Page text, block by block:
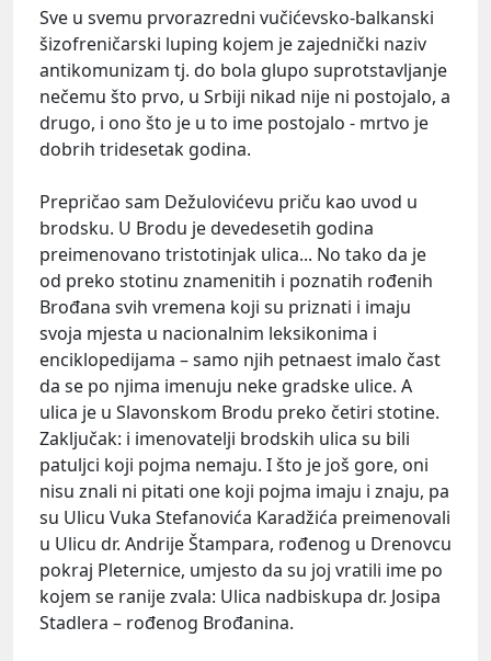
Sve u svemu prvorazredni vučićevsko-balkanski
šizofreničarski luping kojem je zajednički naziv
antikomunizam tj. do bola glupo suprotstavljanje
nečemu što prvo, u Srbiji nikad nije ni postojalo, a
drugo, i ono što je u to ime postojalo - mrtvo je
dobrih tridesetak godina.
Prepričao sam Dežulovićevu priču kao uvod u
brodsku. U Brodu je devedesetih godina
preimenovano tristotinjak ulica... No tako da je
od preko stotinu znamenitih i poznatih rođenih
Brođana svih vremena koji su priznati i imaju
svoja mjesta u nacionalnim leksikonima i
enciklopedijama – samo njih petnaest imalo čast
da se po njima imenuju neke gradske ulice. A
ulica je u Slavonskom Brodu preko četiri stotine.
Zaključak: i imenovatelji brodskih ulica su bili
patuljci koji pojma nemaju. I što je još gore, oni
nisu znali ni pitati one koji pojma imaju i znaju, pa
su Ulicu Vuka Stefanovića Karadžića preimenovali
u Ulicu dr. Andrije Štampara, rođenog u Drenovcu
pokraj Pleternice, umjesto da su joj vratili ime po
kojem se ranije zvala: Ulica nadbiskupa dr. Josipa
Stadlera – rođenog Brođanina.